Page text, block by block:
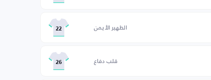
الظهير الأيمن 22
قلب دفاع 26